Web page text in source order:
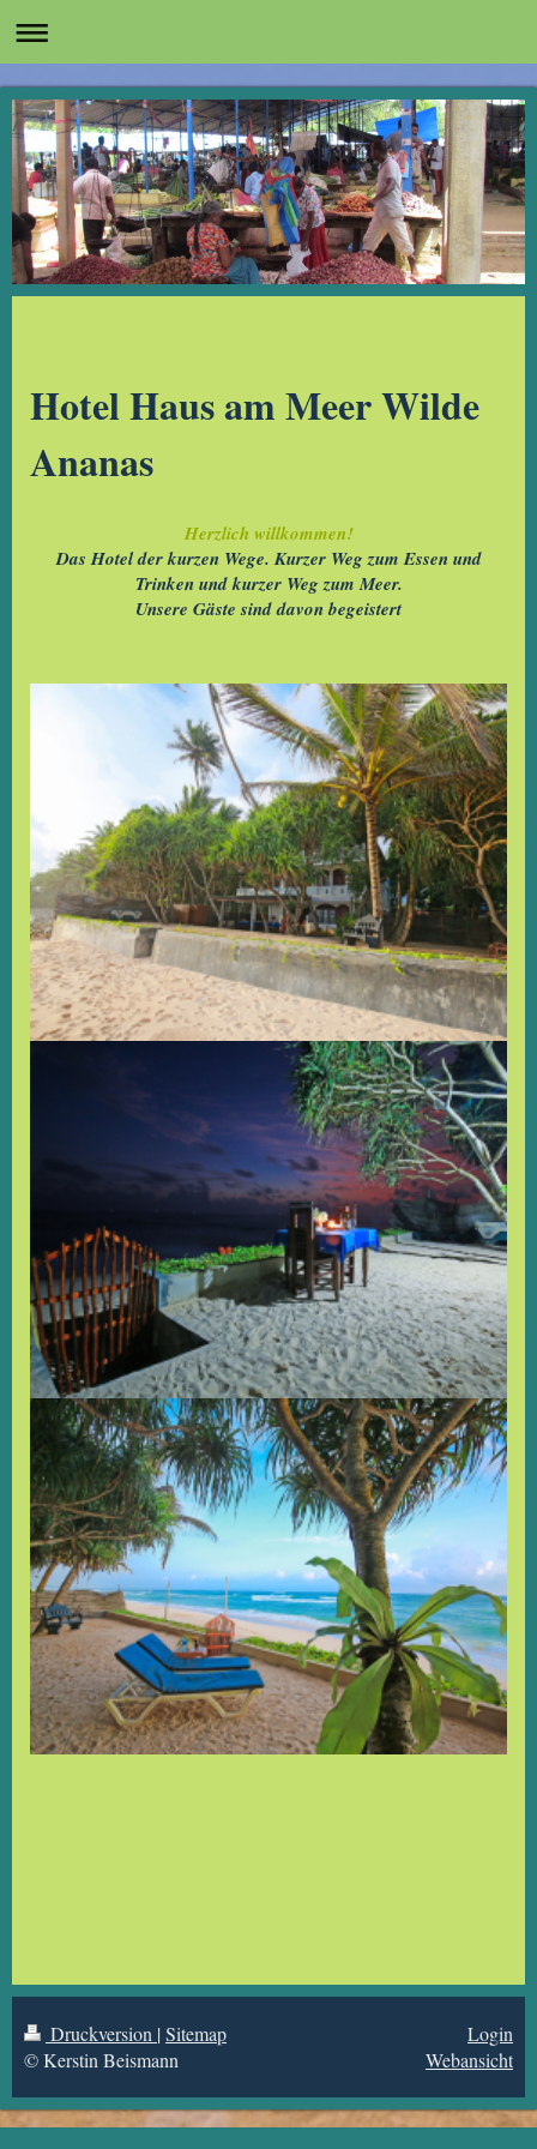
Hotel Haus am Meer Wilde
Ananas
Herzlich willkommen!
Das Hotel der kurzen Wege. Kurzer Weg zum Essen und
Trinken und kurzer Weg zum Meer.
Unsere Gäste sind davon begeistert
Druckversion |Sitemap
© Kerstin Beismann
Login
Webansicht